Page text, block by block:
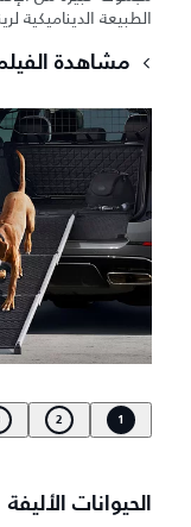
الطبيعة الديناميكية
مشاهدة
1
2
الحيوانات الأليفة